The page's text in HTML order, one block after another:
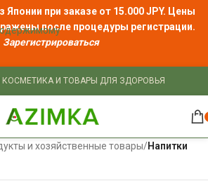
Японии при заказе от 15.000 JPY. Цены
после процедуры регистрации.
Зарегистрироваться
КОСМЕТИКА И ТОВАРЫ ДЛЯ ЗДОРОВЬЯ
и хозяйственные товары/Напитки